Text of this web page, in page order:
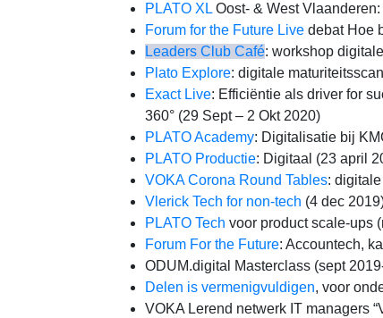
PLATO XLOost- & West
Forum for the Future Live debat Hoe
Leaders Club Café: workshop
Plato Explore: digitale
Exact Live: Efficiëntie als driver for
360° (29 Sept – 2 Okt 2020)
PLATO Academy: Digitalisatie bij
PLATO Productie: Digitaal (23 april
VOKA Corona Round Tables:
Vlerick Tech for non-tech (4 dec
PLATO Tech voor product scale-ups
Forum For the Future: Accountech,
ODUM.digital Masterclass (sept
Delen is vermenigvuldigen, voor
VOKA Lerend netwerk IT managers